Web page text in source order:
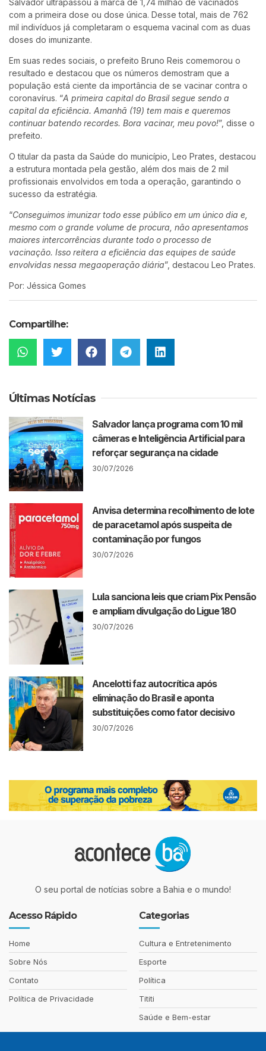
com a primeira dose ou dose única. Desse total, mais de 762
mil indivíduos já completaram o esquema vacinal com as duas
doses do imunizante.
Em suas redes sociais, o prefeito Bruno Reis comemorou o
resultado e destacou que os números demostram que a
população está ciente da importância de se vacinar contra o
coronavírus. “A primeira capital do Brasil segue sendo a
capital da eficiência. Amanhã (19) tem mais e queremos
continuar batendo recordes. Bora vacinar, meu povo!”, disse o
prefeito.
O titular da pasta da Saúde do município, Leo Prates, destacou
a estrutura montada pela gestão, além dos mais de 2 mil
profissionais envolvidos em toda a operação, garantindo o
sucesso da estratégia.
“Conseguimos imunizar todo esse público em um único dia e,
mesmo com o grande volume de procura, não apresentamos
maiores intercorrências durante todo o processo de
vacinação. Isso reitera a eficiência das equipes de saúde
envolvidas nessa megaoperação diária”, destacou Leo Prates.
Por: Jéssica Gomes
Compartilhe:
Últimas Notícias
Salvador lança programa com 10 mil
câmeras e Inteligência Artificial para
reforçar segurança na cidade
30/07/2026
Anvisa determina recolhimento de lote
de paracetamol após suspeita de
contaminação por fungos
30/07/2026
Lula sanciona leis que criam Pix Pensão
e ampliam divulgação do Ligue 180
30/07/2026
Ancelotti faz autocrítica após
eliminação do Brasil e aponta
substituições como fator decisivo
30/07/2026
O seu portal de notícias sobre a Bahia e o mundo!
Acesso Rápido
Home
Sobre Nós
Contato
Política de Privacidade
Categorias
Cultura e Entretenimento
Esporte
Política
Tititi
Saúde e Bem-estar